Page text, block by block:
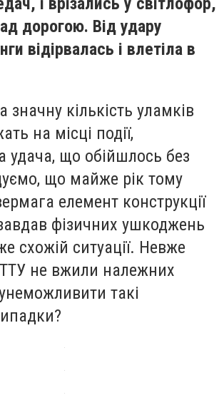
дорогою. Від удару
відірвалась і влетіла в
кількість уламків
на місці події,
удача, що обійшлось без
що майже рік тому
елемент конструкції
фізичних ушкоджень
схожій ситуації. Невже
не вжили належних
такі